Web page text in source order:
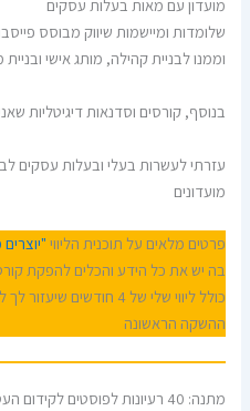
מועדון עם מאות בעלות עסקים
שלומדות ומיישמות שיווק מבוסס
וממנו לבניית קהילה, מותג אישי
בנוסף, קורסים וסדנאות דיגיטליות
עזרתי לעשרות בעלי ובעלות עסקים
מועדונים
פרטים מלאים על תוכנית הליווי
בה יש את כל הידע והכלים להפקת
כולל ליווי שלי של 4
ההשקה הראשונה
מתנה: 40 רעיונות לפוסטים לקידום העסק